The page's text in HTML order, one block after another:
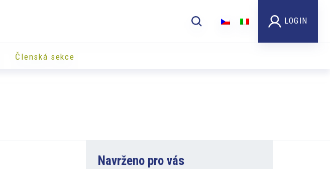
LOGIN
Členská sekce
Navrženo pro vás